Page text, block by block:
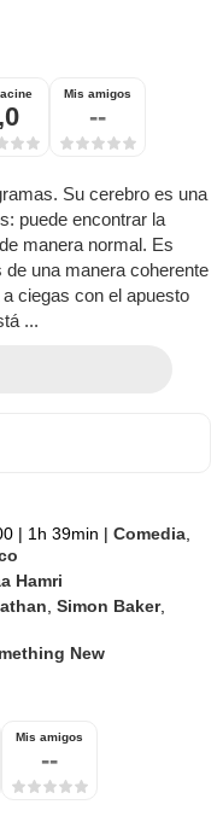
Mis amigos
--
Su cerebro es una
puede encontrar la
manera normal. Es
una manera coherente
ciegas con el apuesto
...
| 1h 39min | Comedia,
Hamri
,Simon Baker,
New
Mis amigos
--